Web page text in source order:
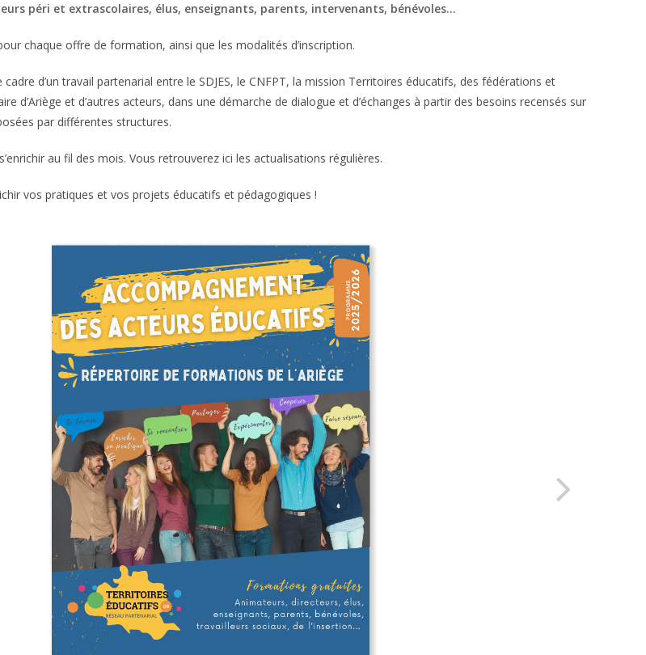
péri et extrascolaires, élus, enseignants, parents, intervenants, bénévoles…
chaque offre de formation, ainsi que les modalités d’inscription.
d’un travail partenarial entre le SDJES, le CNFPT, la mission Territoires éducatifs, des fédérations et
d’Ariège et d’autres acteurs, dans une démarche de dialogue et d’échanges à partir des besoins recensés sur
par différentes structures.
au fil des mois. Vous retrouverez ici les actualisations régulières.
vos pratiques et vos projets éducatifs et pédagogiques !